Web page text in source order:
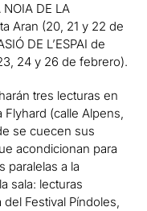
DE LA
Aran (20, 21 y 22 de
DE L’ESPAI de
24 y 26 de febrero).
tres lecturas en
Flyhard (calle Alpens,
se cuecen sus
acondicionan para
paralelas a la
sala: lecturas
del Festival Píndoles,